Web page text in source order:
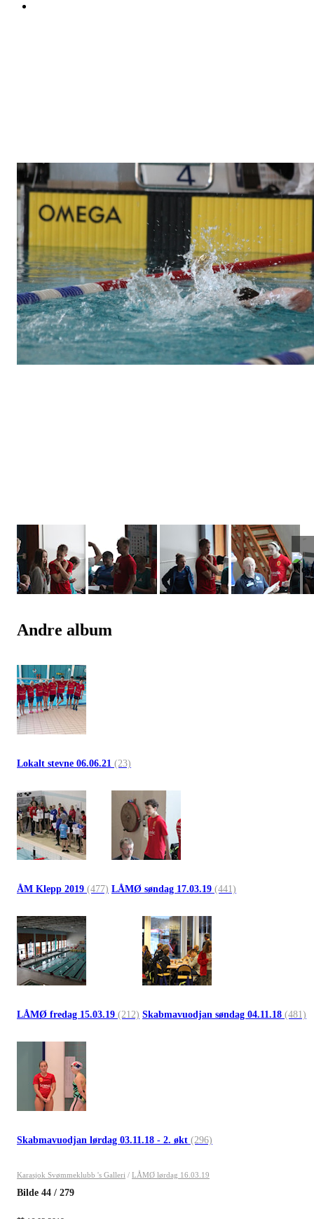
Andre album
Lokalt stevne 06.06.21 (23)
ÅM Klepp 2019 (477) LÅMØ søndag 17.03.19 (441)
LÅMØ fredag 15.03.19 (212) Skabmavuodjan søndag 04.11.18 (481)
Skabmavuodjan lørdag 03.11.18 - 2. økt (296)
Karasjok Svømmeklubb 's Galleri / LÅMØ lørdag 16.03.19
Bilde 44 / 279